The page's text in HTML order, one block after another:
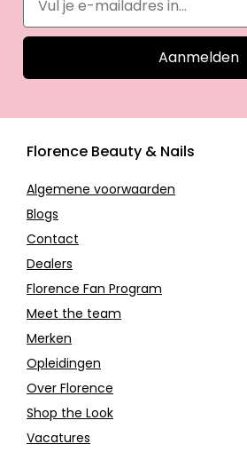
Aanmelden
Florence Beauty & Nails
Algemene voorwaarden
Blogs
Contact
Dealers
Florence Fan Program
Meet the team
Merken
Opleidingen
Over Florence
Shop the Look
Vacatures